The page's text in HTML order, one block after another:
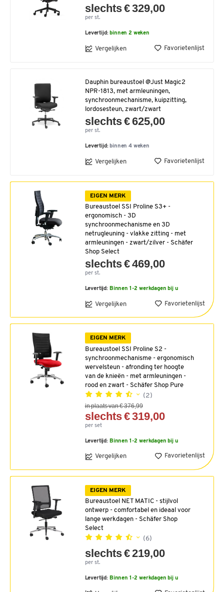
slechts € 329,00
per st.
Levertijd: binnen 2 weken
Vergelijken Favorietenlijst
Dauphin bureaustoel @Just Magic2
NPR-1813, met armleuningen,
synchroonmechanisme, kuipzitting,
lordosesteun, zwart/zwart
slechts € 625,00
per st.
Levertijd: binnen 4 weken
Vergelijken Favorietenlijst
EIGEN MERK
Bureaustoel SSI Proline S3+ -
ergonomisch - 3D
synchroonmechanisme en 3D
netrugleuning - vlakke zitting - met
armleuningen - zwart/zilver - Schäfer
Shop Select
slechts € 469,00
per st.
Levertijd: Binnen 1-2 werkdagen bij u
Vergelijken Favorietenlijst
EIGEN MERK
Bureaustoel SSI Proline S2 -
synchroonmechanisme - ergonomisch
wervelsteun - afronding ter hoogte
van de knieën - met armleuningen -
rood en zwart - Schäfer Shop Pure
(2)
in plaats van € 376,99
slechts € 319,00
per set
Levertijd: Binnen 1-2 werkdagen bij u
Vergelijken Favorietenlijst
EIGEN MERK
Bureaustoel NET MATIC - stijlvol
ontwerp - comfortabel en ideaal voor
lange werkdagen - Schäfer Shop
Select
(6)
slechts € 219,00
per st.
Levertijd: Binnen 1-2 werkdagen bij u